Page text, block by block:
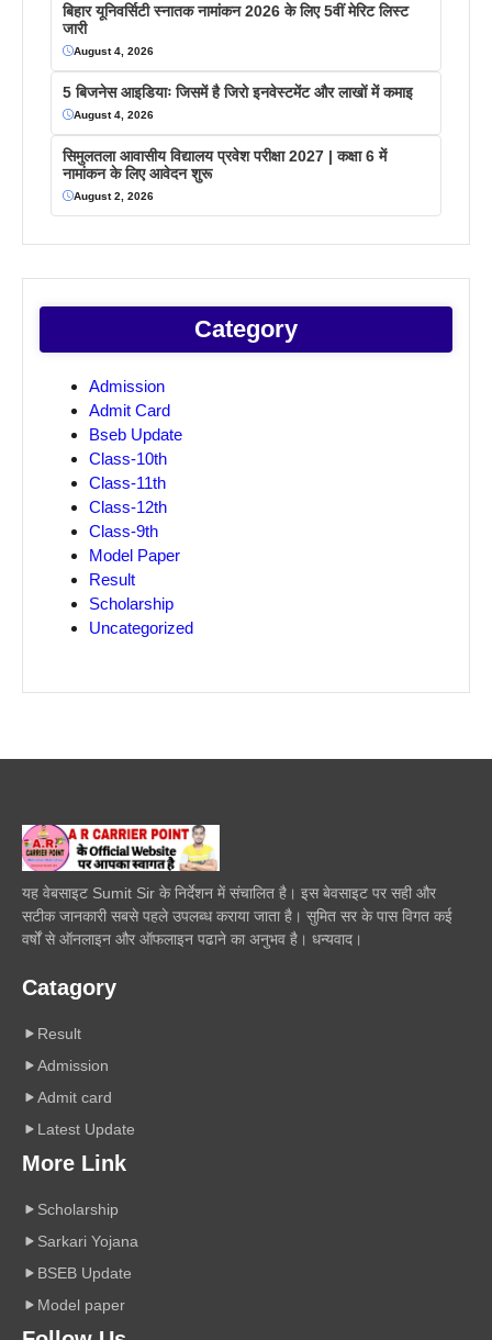
बिहार यूनिवर्सिटी स्नातक नामांकन 2026 के लिए 5वीं मेरिट लिस्ट
जारी
August 4, 2026
5 बिजनेस आइडियाः जिसमें है जिरो इनवेस्टमेंट और लाखों में कमाइ
August 4, 2026
सिमुलतला आवासीय विद्यालय प्रवेश परीक्षा 2027 | कक्षा 6 में
नामांकन के लिए आवेदन शुरू
August 2, 2026
Category
Admission
Admit Card
Bseb Update
Class-10th
Class-11th
Class-12th
Class-9th
Model Paper
Result
Scholarship
Uncategorized
यह वेबसाइट Sumit Sir के निर्देशन में संचालित है। इस बेवसाइट पर सही और
सटीक जानकारी सबसे पहले उपलब्ध कराया जाता है। सुमित सर के पास विगत कई
वर्षों से ऑनलाइन और ऑफलाइन पढाने का अनुभव है। धन्यवाद।
Catagory
Result
Admission
Admit card
Latest Update
More Link
Scholarship
Sarkari Yojana
BSEB Update
Model paper